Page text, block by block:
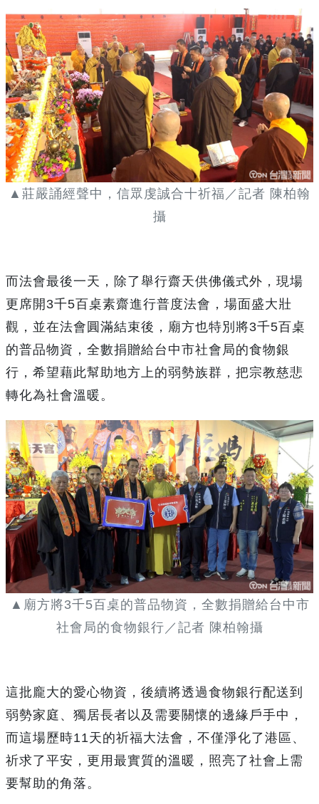
▲莊嚴誦經聲中，信眾虔誠合十祈福／記者 陳柏翰
攝
而法會最後一天，除了舉行齋天供佛儀式外，現場
更席開3千5百桌素齋進行普度法會，場面盛大壯
觀，並在法會圓滿結束後，廟方也特別將3千5百桌
的普品物資，全數捐贈給台中市社會局的食物銀
行，希望藉此幫助地方上的弱勢族群，把宗教慈悲
轉化為社會溫暖。
▲廟方將3千5百桌的普品物資，全數捐贈給台中市
社會局的食物銀行／記者 陳柏翰攝
這批龐大的愛心物資，後續將透過食物銀行配送到
弱勢家庭、獨居長者以及需要關懷的邊緣戶手中，
而這場歷時11天的祈福大法會，不僅淨化了港區、
祈求了平安，更用最實質的溫暖，照亮了社會上需
要幫助的角落。